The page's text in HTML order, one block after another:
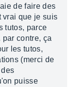
de faire des
vrai que je suis
tutos, parce
contre, ça
les tutos,
(merci de
puisse